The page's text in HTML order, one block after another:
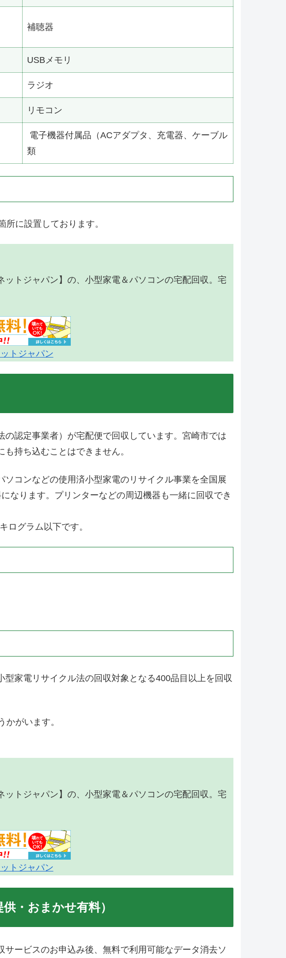
補聴器
USBメモリ
ラジオ
リモコン
電子機器付属品（ACアダプタ、充電器、ケーブル
類
に設置しております。
トジャパン】の、小型家電＆パソコンの宅配回収。宅
トジャパン
認定事業者）が宅配便で回収しています。宮崎市では
持ち込むことはできません。
コンなどの使用済小型家電のリサイクル事業を全国展
なります。プリンターなどの周辺機器も一緒に回収でき
ログラム以下です。
家電リサイクル法の回収対象となる400品目以上を回収
がいます。
トジャパン】の、小型家電＆パソコンの宅配回収。宅
トジャパン
・おまかせ有料）
ービスのお申込み後、無料で利用可能なデータ消去ソ